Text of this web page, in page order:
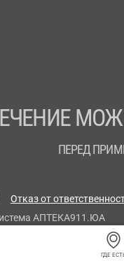
ГДЕ
ПЕРЕД
Отказ от
АПТЕКА911.ЮА